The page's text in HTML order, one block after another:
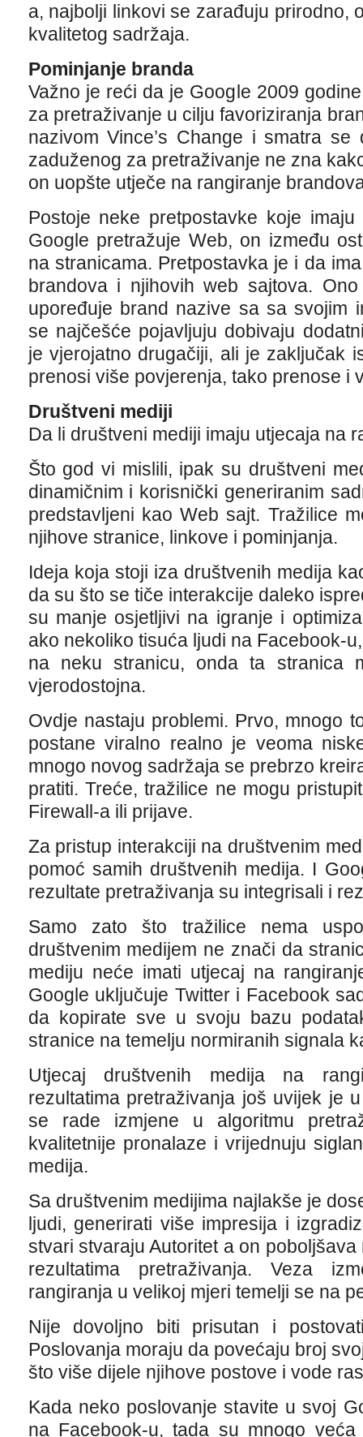
a, najbolji linkovi se zarađuju prirodno,
kvalitetog sadržaja.
Pominjanje branda
Važno je reći da je Google 2009
za pretraživanje u cilju favoriziranja
nazivom Vince’s Change i smatra
zaduženog za pretraživanje ne zna
on uopšte utječe na rangiranje
Postoje neke pretpostavke koje
Google pretražuje Web, on između
na stranicama. Pretpostavka je i da
brandova i njihovih web sajtova.
upoređuje brand nazive sa sa svojim
se najčešće pojavljuju dobivaju
je vjerojatno drugačiji, ali je zaključak
prenosi više povjerenja, tako prenose i
Društveni mediji
Da li društveni mediji imaju utjecaja na
Što god vi mislili, ipak su društveni
dinamičnim i korisnički generiranim
predstavljeni kao Web sajt. Tražilice
njihove stranice, linkove i pominjanja.
Ideja koja stoji iza društvenih medija
da su što se tiče interakcije daleko
su manje osjetljivi na igranje i
ako nekoliko tisuća ljudi na Facebook-
na neku stranicu, onda ta stranica
vjerodostojna.
Ovdje nastaju problemi. Prvo, mnogo
postane viralno realno je veoma
mnogo novog sadržaja se prebrzo
pratiti. Treće, tražilice ne mogu
Firewall-a ili prijave.
Za pristup interakciji na društvenim
pomoć samih društvenih medija. I
rezultate pretraživanja su integrisali i
Samo zato što tražilice nema
društvenim medijem ne znači da
mediju neće imati utjecaj na
Google uključuje Twitter i Facebook
da kopirate sve u svoju bazu
stranice na temelju normiranih signala
Utjecaj društvenih medija na
rezultatima pretraživanja još uvijek je
se rade izmjene u algoritmu
kvalitetnije pronalaze i vrijednuju
medija.
Sa društvenim medijima najlakše je
ljudi, generirati više impresija i
stvari stvaraju Autoritet a on
rezultatima pretraživanja. Veza
rangiranja u velikoj mjeri temelji se na
Nije dovoljno biti prisutan i
Poslovanja moraju da povećaju broj
što više dijele njihove postove i vode
Kada neko poslovanje stavite u svoj
na Facebook-u, tada su mnogo